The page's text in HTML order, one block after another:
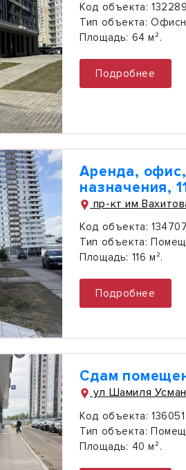
Код объекта:
Тип объекта:
Площадь: 64 м².
Подробнее
Аренда,
назначения,
пр-кт им
Код объекта:
Тип объекта:
Площадь: 116 м².
Подробнее
Сдам
ул Шамиля
Код объекта: 136051.
Тип объекта:
Площадь: 40 м².